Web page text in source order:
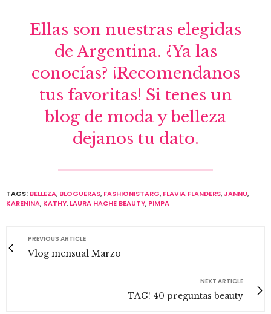
Ellas son nuestras elegidas
de Argentina. ¿Ya las
conocías? ¡Recomendanos
tus favoritas! Si tenes un
blog de moda y belleza
dejanos tu dato.
TAGS: BELLEZA, BLOGUERAS, FASHIONISTARG, FLAVIA FLANDERS,JANNU,
KARENINA, KATHY, LAURA HACHE BEAUTY, PIMPA
PREVIOUS ARTICLE
Vlog mensual Marzo
NEXT ARTICLE
TAG! 40 preguntas beauty